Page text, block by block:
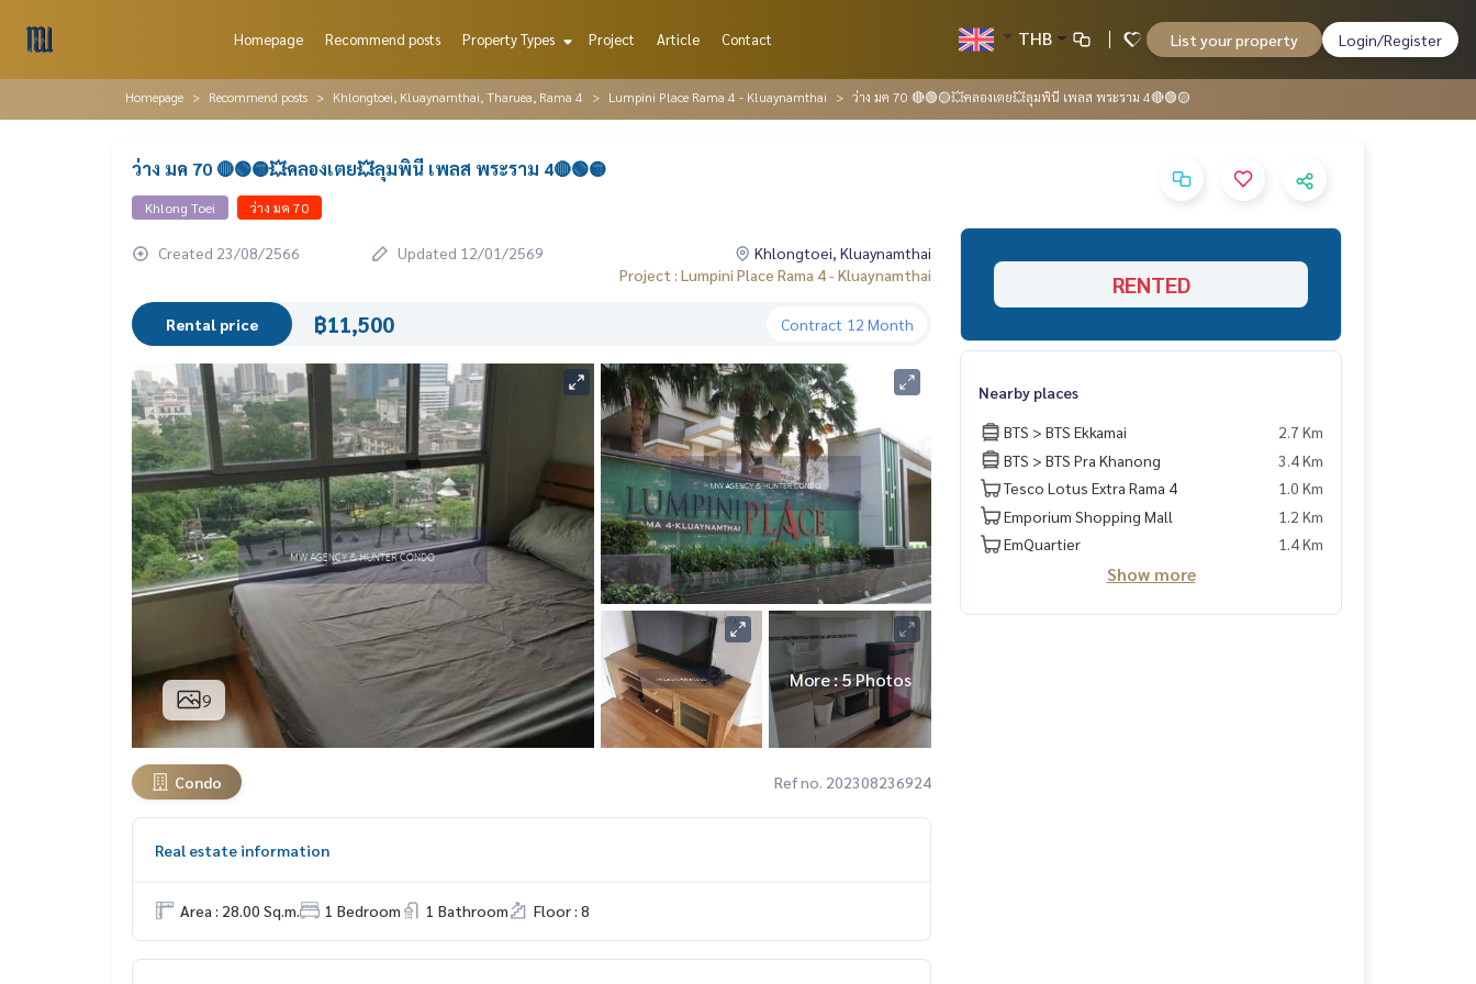
Homepage Recommend posts Property Types Project Article Contact THB List your property Login/Register
Homepage Recommend posts Khlongtoei, Kluaynamthai, Tharuea, Rama 4 Lumpini Place Rama 4 - Kluaynamthai ว่าง มค 70 🔴🟢🟡💥คลองเตย💥ลุมพินี เพลส พระราม 4🔴🟢🟡
ว่าง มค 70 🔴🟢🟡💥คลองเตย💥ลุมพินี เพลส พระราม 4🔴🟢🟡
Khlong Toei ว่าง มค 70
Created 23/08/2566 Updated 12/01/2569
Khlongtoei, Kluaynamthai
Project : Lumpini Place Rama 4 - Kluaynamthai
Rental price ฿11,500 Contract 12 Month
9
More : 5 Photos
Condo Ref no. 202308236924
Real estate information
Area : 28.00 Sq.m. 1 Bedroom 1 Bathroom Floor : 8
RENTED
Nearby places
BTS > BTS Ekkamai
2.7 Km
BTS > BTS Pra Khanong
3.4 Km
Tesco Lotus Extra Rama 4
1.0 Km
Emporium Shopping Mall
1.2 Km
EmQuartier
1.4 Km
Show more